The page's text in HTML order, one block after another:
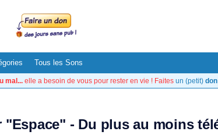
Tous les Sons
mal... elle a besoin de vous pour rester en vie ! Faites un (petit) don
"Espace" - Du plus au moins